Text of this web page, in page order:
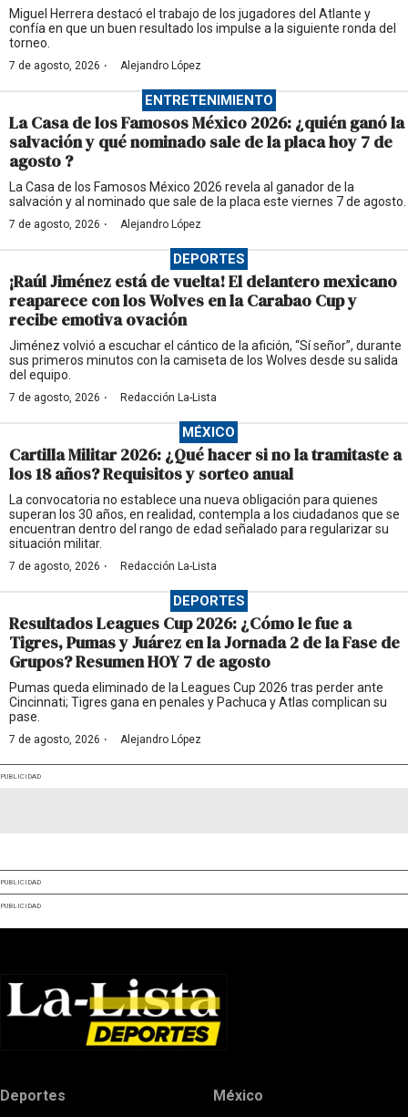
Miguel Herrera destacó el trabajo de los jugadores del Atlante y
confía en que un buen resultado los impulse a la siguiente ronda del
torneo.
7 de agosto, 2026 · Alejandro López
ENTRETENIMIENTO
La Casa de los Famosos México 2026: ¿quién ganó la
salvación y qué nominado sale de la placa hoy 7 de
agosto ?
La Casa de los Famosos México 2026 revela al ganador de la
salvación y al nominado que sale de la placa este viernes 7 de agosto.
7 de agosto, 2026 · Alejandro López
DEPORTES
¡Raúl Jiménez está de vuelta! El delantero mexicano
reaparece con los Wolves en la Carabao Cup y
recibe emotiva ovación
Jiménez volvió a escuchar el cántico de la afición, “Sí señor”, durante
sus primeros minutos con la camiseta de los Wolves desde su salida
del equipo.
7 de agosto, 2026 · Redacción La-Lista
MÉXICO
Cartilla Militar 2026: ¿Qué hacer si no la tramitaste a
los 18 años? Requisitos y sorteo anual
La convocatoria no establece una nueva obligación para quienes
superan los 30 años, en realidad, contempla a los ciudadanos que se
encuentran dentro del rango de edad señalado para regularizar su
situación militar.
7 de agosto, 2026 · Redacción La-Lista
DEPORTES
Resultados Leagues Cup 2026: ¿Cómo le fue a
Tigres, Pumas y Juárez en la Jornada 2 de la Fase de
Grupos? Resumen HOY 7 de agosto
Pumas queda eliminado de la Leagues Cup 2026 tras perder ante
Cincinnati; Tigres gana en penales y Pachuca y Atlas complican su
pase.
7 de agosto, 2026 · Alejandro López
PUBLICIDAD
PUBLICIDAD
PUBLICIDAD
Deportes México